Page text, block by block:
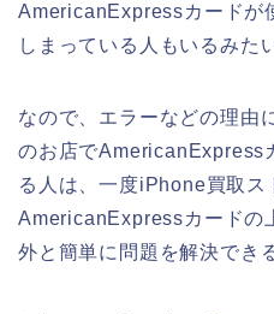
AmericanExpressカードが
しまっている人もいるみた
なので、エラーなどの理由
のお店でAmericanExpress
る人は、一度iPhone買取ス
AmericanExpressカードの
外と簡単に問題を解決でき